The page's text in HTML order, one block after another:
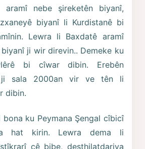
aramî nebe şireketên biyanî,
biyanî li Kurdistanê bi
Lewra li Baxdatê aramî
ji wir direvin.. Demeke ku
bi cîwar dibin. Erebên
ji sala 2000an vir ve tên li
dibin.
ku Peymana Şengal cîbicî
hat kirin. Lewra dema li
çê bibe, desthilatdariya